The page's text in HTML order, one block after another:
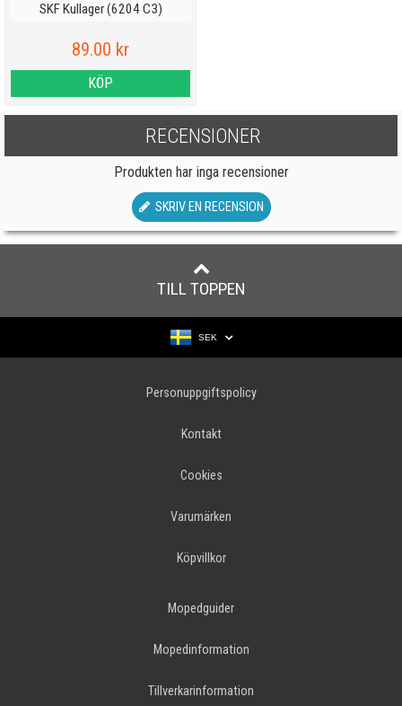
SKF Kullager (6204 C3)
89.00 kr
KÖP
RECENSIONER
Produkten har inga recensioner
SKRIV EN RECENSION
TILL TOPPEN
SEK
Personuppgiftspolicy
Kontakt
Cookies
Varumärken
Köpvillkor
Mopedguider
Mopedinformation
Tillverkarinformation